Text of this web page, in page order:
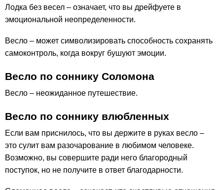
Лодка без весел – означает, что вы дрейфуете в
эмоциональной неопределенности.
Весло – может символизировать способность сохранять
самоконтроль, когда вокруг бушуют эмоции.
Весло по соннику Соломона
Весло – неожиданное путешествие.
Весло по соннику влюбленных
Если вам приснилось, что вы держите в руках весло –
это сулит вам разочарование в любимом человеке.
Возможно, вы совершите ради него благородный
поступок, но не получите в ответ благодарности.